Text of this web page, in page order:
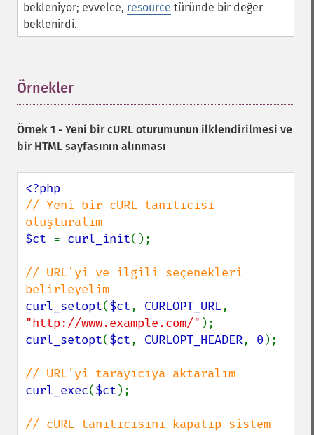
bekleniyor; evvelce, resource türünde bir değer
beklenirdi.
Örnekler
Örnek 1 - Yeni bir cURL oturumunun ilklendirilmesi ve
bir HTML sayfasının alınması
// Yeni bir cURL tanıtıcısı
$ct = curl_init();
// URL'yi ve ilgili seçenekleri
curl_setopt($ct, CURLOPT_URL
"http://www.example.com/"
curl_setopt($ct, CURLOPT_HEADER, 0 );
curl_exec($ct );
// cURL tanıtıcısını kapatıp sistem